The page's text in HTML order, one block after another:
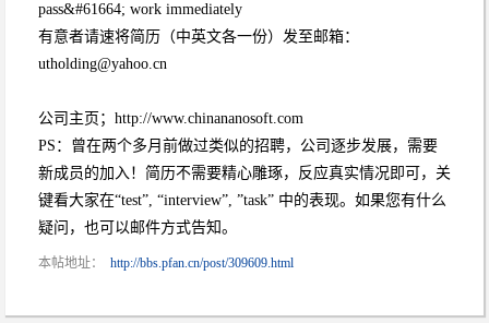
pass&#61664; work immediately
有意者请速将简历（中英文各一份）发至邮箱：
utholding@yahoo.cn
公司主页；http://www.chinananosoft.com
PS：曾在两个多月前做过类似的招聘，公司逐步发展，需要
新成员的加入！简历不需要精心雕琢，反应真实情况即可，关
键看大家在“test”, “interview”, ”task” 中的表现。如果您有什么
疑问，也可以邮件方式告知。
本帖地址： http://bbs.pfan.cn/post/309609.html